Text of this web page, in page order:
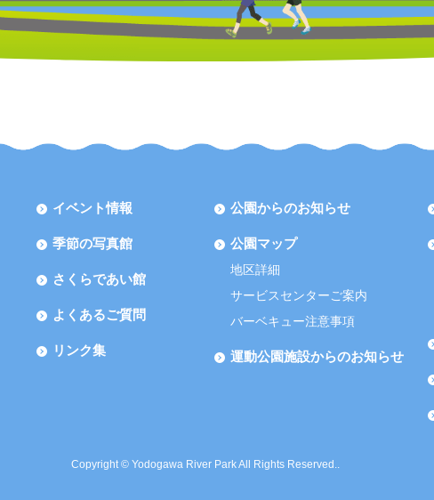
イベント情報
季節の写真館
さくらであい館
よくあるご質問
リンク集
公園からのお知らせ
公園マップ
地区詳細
サービスセンターご案内
バーベキュー注意事項
運動公園施設からのお知らせ
Copyright © Yodogawa River Park All Rights Reserved..